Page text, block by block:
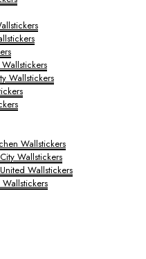
Wallstickers
Wallstickers
Wallstickers
Wallstickers